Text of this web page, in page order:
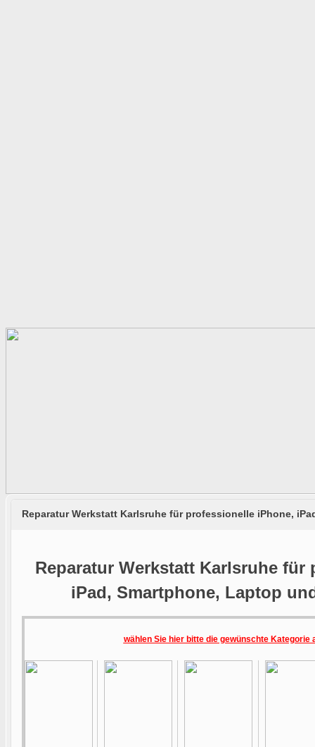
Reparatur Werkstatt Karlsruhe für professionelle iPhone,
Reparatur Werkstatt Karlsruhe
iPad, Smartphone, Laptop
wählen Sie hier bitte die gewünschte Kategorie